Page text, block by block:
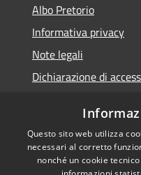
Albo Pretorio
Informativa privacy
Note legali
Dichiarazione di
RSS
Accessibilità
Questo sito web utilizza
necessari al corretto
nonché un cookie